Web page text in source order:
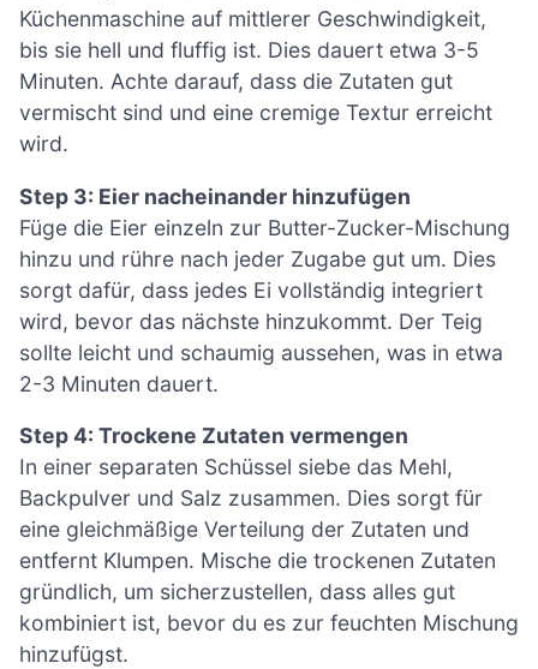
Küchenmaschine auf mittlerer Geschwindigkeit,
bis sie hell und fluffig ist. Dies dauert etwa 3-5
Minuten. Achte darauf, dass die Zutaten gut
vermischt sind und eine cremige Textur erreicht
wird.
Step 3: Eier nacheinander hinzufügen
Füge die Eier einzeln zur Butter-Zucker-Mischung
hinzu und rühre nach jeder Zugabe gut um. Dies
sorgt dafür, dass jedes Ei vollständig integriert
wird, bevor das nächste hinzukommt. Der Teig
sollte leicht und schaumig aussehen, was in etwa
2-3 Minuten dauert.
Step 4: Trockene Zutaten vermengen
In einer separaten Schüssel siebe das Mehl,
Backpulver und Salz zusammen. Dies sorgt für
eine gleichmäßige Verteilung der Zutaten und
entfernt Klumpen. Mische die trockenen Zutaten
gründlich, um sicherzustellen, dass alles gut
kombiniert ist, bevor du es zur feuchten Mischung
hinzufügst.